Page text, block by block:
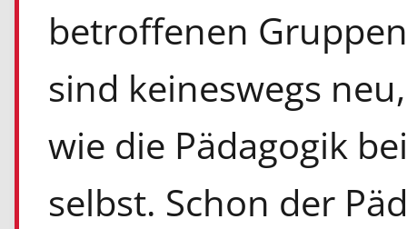
betroffenen
sind keineswegs
wie die Pädagogik
selbst. Schon der